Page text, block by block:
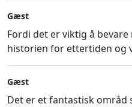
Gæst
Fordi det er viktig å
historien for ettertiden og
Gæst
Det er et fantastisk områd